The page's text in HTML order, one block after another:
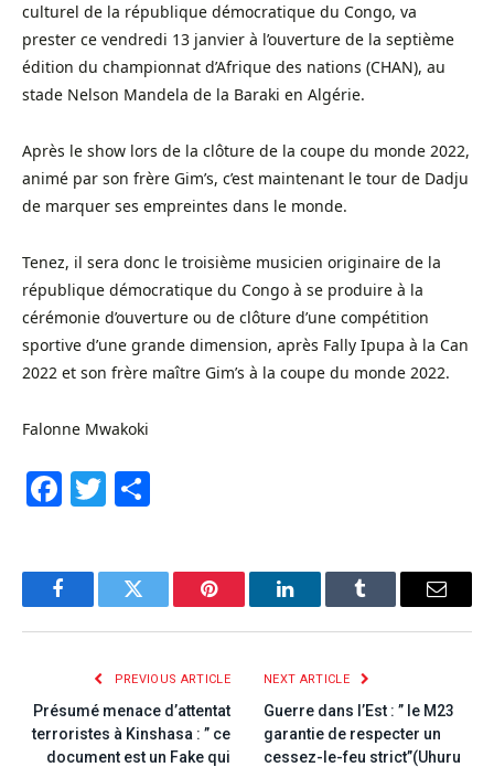
culturel de la république démocratique du Congo, va
prester ce vendredi 13 janvier à l’ouverture de la septième
édition du championnat d’Afrique des nations (CHAN), au
stade Nelson Mandela de la Baraki en Algérie.
Après le show lors de la clôture de la coupe du monde 2022,
animé par son frère Gim’s, c’est maintenant le tour de Dadju
de marquer ses empreintes dans le monde.
Tenez, il sera donc le troisième musicien originaire de la
république démocratique du Congo à se produire à la
cérémonie d’ouverture ou de clôture d’une compétition
sportive d’une grande dimension, après Fally Ipupa à la Can
2022 et son frère maître Gim’s à la coupe du monde 2022.
Falonne Mwakoki
Facebook
Twitter
FacebookTwitter Pinterest LinkedInTumblr Email
PREVIOUS ARTICLE
Présumé menace d’attentat
terroristes à Kinshasa : ” ce
document est un Fake qui
NEXT ARTICLE
Guerre dans l’Est : ” le M23
garantie de respecter un
cessez-le-feu strict”(Uhuru